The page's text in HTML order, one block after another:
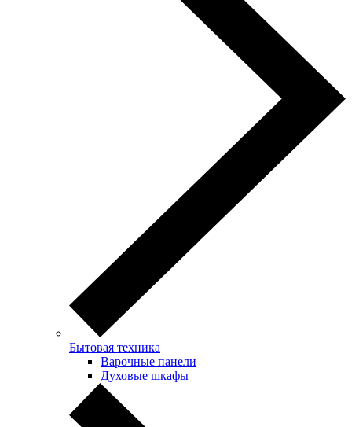
Бытовая техника
Варочные панели
Духовые шкафы